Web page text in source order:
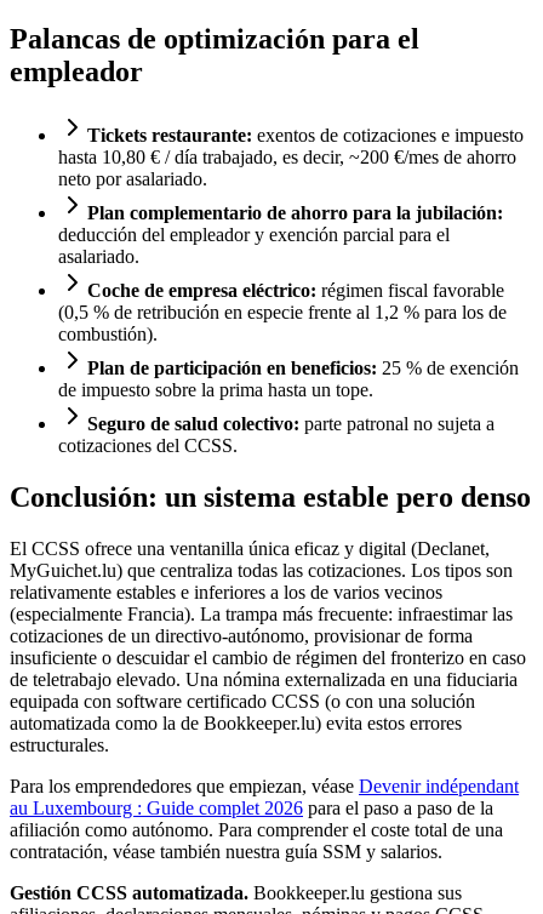
Palancas de optimización para el
empleador
Tickets restaurante: exentos de cotizaciones e impuesto
hasta 10,80 € / día trabajado, es decir, ~200 €/mes de ahorro
neto por asalariado.
Plan complementario de ahorro para la jubilación:
deducción del empleador y exención parcial para el
asalariado.
Coche de empresa eléctrico: régimen fiscal favorable
(0,5 % de retribución en especie frente al 1,2 % para los de
combustión).
Plan de participación en beneficios: 25 % de exención
de impuesto sobre la prima hasta un tope.
Seguro de salud colectivo: parte patronal no sujeta a
cotizaciones del CCSS.
Conclusión: un sistema estable pero denso
El CCSS ofrece una ventanilla única eficaz y digital (Declanet,
MyGuichet.lu) que centraliza todas las cotizaciones. Los tipos son
relativamente estables e inferiores a los de varios vecinos
(especialmente Francia). La trampa más frecuente: infraestimar las
cotizaciones de un directivo-autónomo, provisionar de forma
insuficiente o descuidar el cambio de régimen del fronterizo en caso
de teletrabajo elevado. Una nómina externalizada en una fiduciaria
equipada con software certificado CCSS (o con una solución
automatizada como la de Bookkeeper.lu) evita estos errores
estructurales.
Para los emprendedores que empiezan, véase Devenir indépendant
au Luxembourg : Guide complet 2026 para el paso a paso de la
afiliación como autónomo. Para comprender el coste total de una
contratación, véase también nuestra guía SSM y salarios.
Gestión CCSS automatizada. Bookkeeper.lu gestiona sus